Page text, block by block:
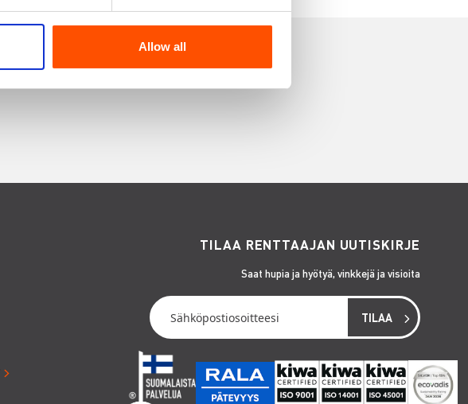
Allow all
TILAA RENTTAAJAN UUTISKIRJE
Saat hupia ja hyötyä, vinkkejä ja visioita